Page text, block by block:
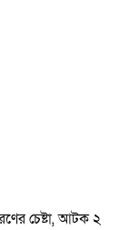
চেষ্টা, আটক ২